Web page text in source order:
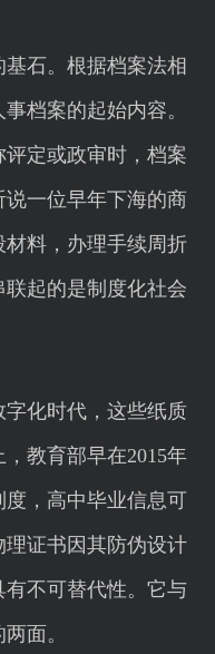
石。根据档案法相
档案的起始内容。
定或政审时，档案
一位早年下海的商
材料，办理手续周折
起的是制度化社会
化时代，这些纸质
教育部早在2015年
，高中毕业信息可
证书因其防伪设计
不可替代性。它与
面。